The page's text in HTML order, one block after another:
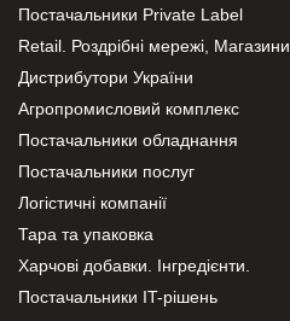
Постачальники Private Label
Retail. Роздрібні мережі, Магазини
Дистрибутори України
Агропромисловий комплекс
Постачальники обладнання
Постачальники послуг
Логістичні компанії
Тара та упаковка
Харчові добавки. Інгредієнти.
Постачальники IT-рішень